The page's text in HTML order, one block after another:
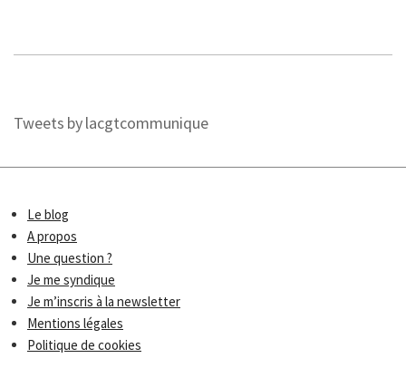
Tweets by lacgtcommunique
Le blog
A propos
Une question ?
Je me syndique
Je m’inscris à la newsletter
Mentions légales
Politique de cookies